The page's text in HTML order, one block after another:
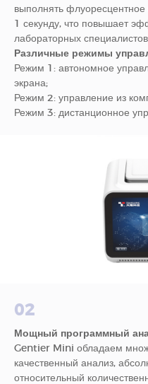
выполнять флуоресцентное
1 секунду, что повышает
лабораторных специалистов.
Различные режимы
Режим 1: автономное
экрана;
Режим 2: управление из
Режим 3: дистанционное
02
Мощный программный
Gentier Mini обладаем
качественный анализ,
относительный